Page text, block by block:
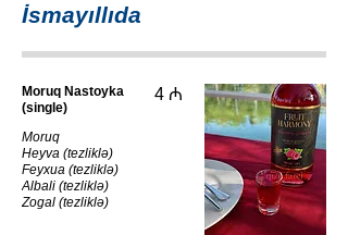
İsmayıllıda
Moruq Nastoyka
(single)
Moruq
Heyva (tezliklə)
Feyxua (tezliklə)
Albali (tezliklə)
Zogal (tezliklə)
4 ₼